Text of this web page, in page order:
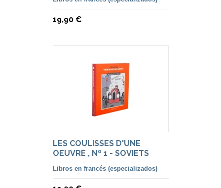
19,90 €
LES COULISSES D'UNE
OEUVRE , Nº 1 - SOVIETS
Libros en francés (especializados)